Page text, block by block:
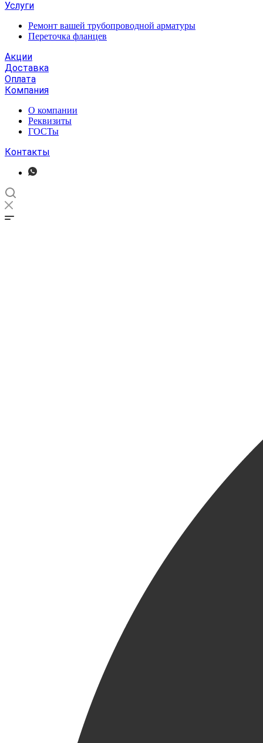
Услуги
Ремонт вашей трубопроводной арматуры
Переточка фланцев
Акции
Доставка
Оплата
Компания
О компании
Реквизиты
ГОСТы
Контакты